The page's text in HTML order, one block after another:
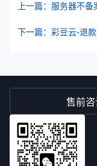
上一篇：服务器不
下一篇：彩豆云-退
售前